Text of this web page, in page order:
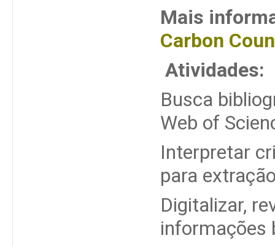
Mais
Carbon
Atividades:
Busca
Web of
Interpretar
para
Digitalizar,
informações